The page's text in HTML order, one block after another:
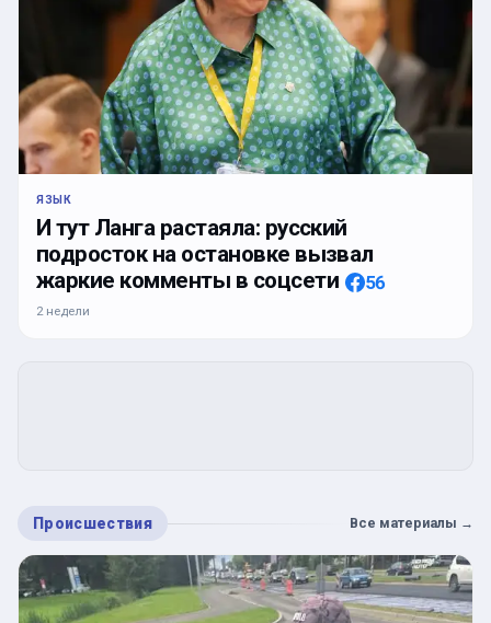
ЯЗЫК
И тут Ланга растаяла: русский
подросток на остановке вызвал
жаркие комменты в соцсети
56
2 недели
Происшествия Все материалы →